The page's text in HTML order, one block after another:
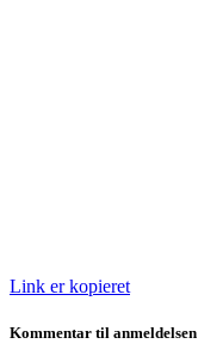
Link er kopieret
Kommentar til anmeldelsen